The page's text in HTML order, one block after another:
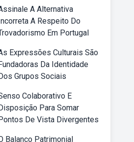
A Alternativa
A Respeito Do
Em Portugal
Expressões Culturais São
Da Identidade
Grupos Sociais
Colaborativo E
Para Somar
De Vista Divergentes
Balanco Patrimonial